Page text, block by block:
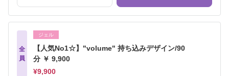
全
員
ジェル
【人気No1☆】"volume" 持ち込みデザイン/90
分 ￥ 9,900
¥9,900